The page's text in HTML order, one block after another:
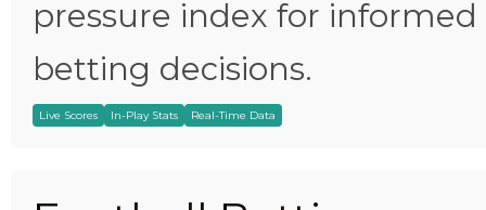
pressure index for informed
betting decisions.
Live Scores In-Play Stats Real-Time Data